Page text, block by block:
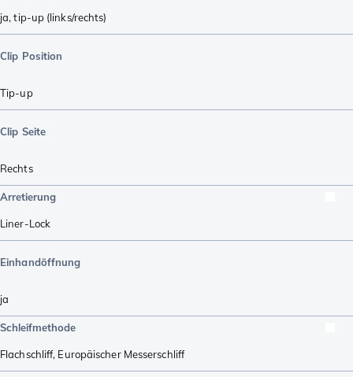
ja, tip-up (links/rechts)
Clip Position
Tip-up
Clip Seite
Rechts
Arretierung
Liner-Lock
Einhandöffnung
ja
Schleifmethode
Flachschliff, Europäischer Messerschliff